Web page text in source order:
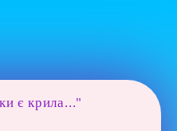
є крила..."